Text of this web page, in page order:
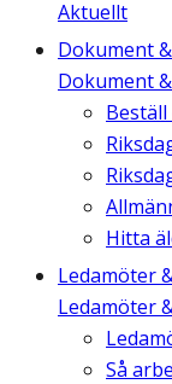
Aktuellt
Dokument
Dokument
Hitta
Ledamöter
Ledamöter
Så